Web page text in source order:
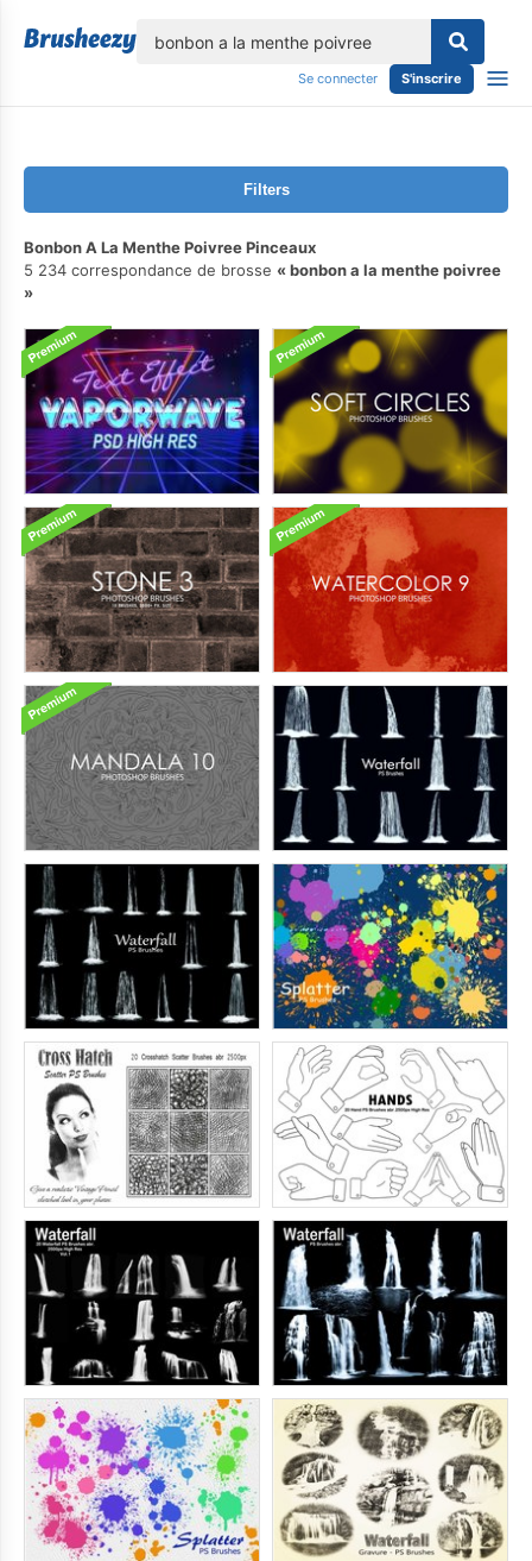
Se connecter S'inscrire
Filters
Bonbon A La Menthe Poivree Pinceaux
5 234 correspondance de brosse
bonbon a la menthe poivree